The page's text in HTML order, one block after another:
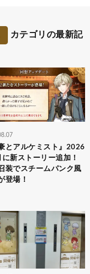
カテゴリの最新記
とアルケミスト』2026
新ストーリー追加！
装でスチームパンク風
登場！